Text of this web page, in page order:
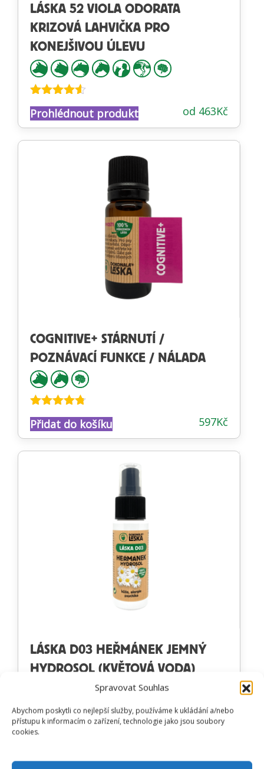
Spravovat Souhlas
Abychom poskytli co nejlepší služby, používáme k ukládání a/nebo
přístupu k informacím o zařízení, technologie jako jsou soubory
cookies.
LÁSKA 52 VIOLA ODORATA
KRIZOVÁ LAHVIČKA PRO
KONEJŠIVOU ÚLEVU
Hodnocení
4.47 z 5 od 463Kč
Prohlédnout produkt
COGNITIVE+ STÁRNUTÍ /
POZNÁVACÍ FUNKCE / NÁLADA
Hodnocení
4.66z 5 597Kč
Přidat do košíku
LÁSKA D03 HEŘMÁNEK JEMNÝ
HYDROSOL (KVĚTOVÁ VODA)
KŮŽE / ALERGIE / PSYCHIKA